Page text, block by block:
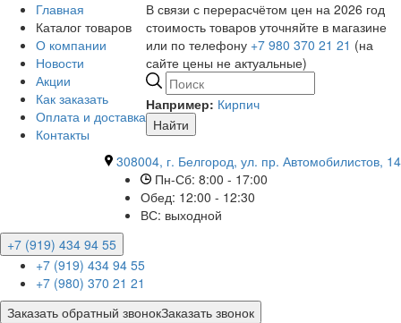
Главная
Каталог товаров
О компании
Новости
Акции
Как заказать
Оплата и доставка
Контакты
308004, г. Белгород, ул. пр. Автомобилистов, 14
Пн-Сб: 8:00 - 17:00
Обед: 12:00 - 12:30
ВС: выходной
В связи с перерасчётом цен на 2026 год
стоимость товаров уточняйте в магазине
или по телефону +7 980 370 21 21 (на
сайте цены не актуальные)
Например: Кирпич
Найти
+7 (919) 434 94 55
+7 (919) 434 94 55
+7 (980) 370 21 21
Заказать обратный звонокЗаказать звонок